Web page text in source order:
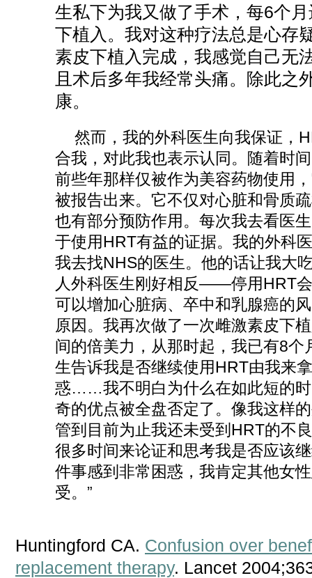
生私下为我又做了手术，每6个
下植入。我对这种疗法总是心存
素皮下植入完成，我感觉自己无
且术后多年我经常头痛。除此之
康。
然而，我的外科医生向我保证，
合我，对此我也表示认同。随着时
前些年那样仅被作为美容药物使用
被报告出来。它不仅对心脏和骨质
也有部分预防作用。每次我去看医
于使用HRT有益的证据。 我的外科
我去找NHS的医生。他的话让我大
人外科医生刚好相反——停用HRT
可以增加心脏病、卒中和乳腺癌的
原因。我再次做了一次雌激素皮下
间的倍美力，从那时起，我已有8个
生告诉我是否继续使用HRT由我来
惑……我不明白为什么在如此短的
奇的优点被全盘否定了。像我这样
管到目前为止我还未受到HRT的不
很多时间来论证和思考我是否应该
件事感到非常困惑，我肯定其他女
受。”
Huntingford CA. Confusion over
replacement therapy. Lancet